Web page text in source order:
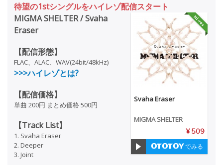
待望の1stシングルをハイレゾ配信スタート
Svaha Eraser
MIGMA SHELTER
¥ 509
でみる
MIGMA SHELTER / Svaha
Eraser
【配信形態】
FLAC、ALAC、WAV(24bit/48kHz)
>>>ハイレゾとは?
【配信価格】
単曲 200円 まとめ価格 500円
【Track List】
1. Svaha Eraser
2. Deeper
3. Joint